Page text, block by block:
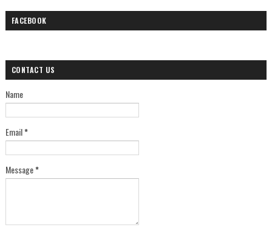
FACEBOOK
CONTACT US
Name
Email*
Message*